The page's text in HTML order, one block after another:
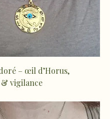
– œil d’Horus,
vigilance